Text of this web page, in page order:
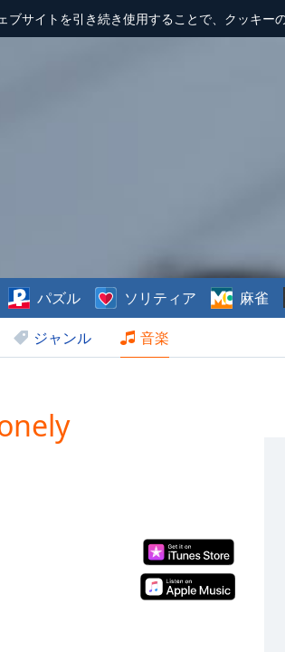
ブサイトを引き続き使用することで、クッキー
ジャンル 音楽
パズル ソリティア 麻雀